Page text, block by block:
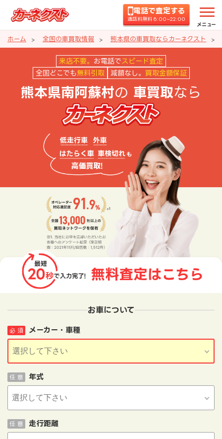
電話で査定する
通話料無料 8:00~22:00
メニュー
ホーム 全国の車買取情報 熊本県の車買取ならカーネクスト
熊本県南阿蘇村の車買取ならカ
来店不要。 お電話で スピード査定
全国どこでも 無料引取 減額なし。 買取金額保証
熊本県南阿蘇村の 車買取なら
お車について
メーカー・車種
必 須
年式
任 意
走行距離
任 意